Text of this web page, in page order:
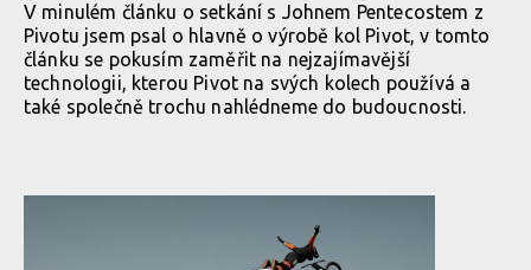
V minulém článku o setkání s Johnem Pentecostem z
Pivotu jsem psal o hlavně o výrobě kol Pivot, v tomto
článku se pokusím zaměřit na nejzajímavější
technologii, kterou Pivot na svých kolech používá a
také společně trochu nahlédneme do budoucnosti.